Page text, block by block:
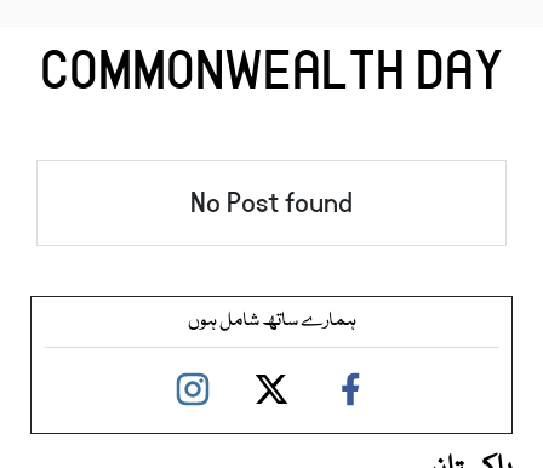
COMMONWEALTH DAY
No Post found
ہمارے ساتھ شامل ہوں